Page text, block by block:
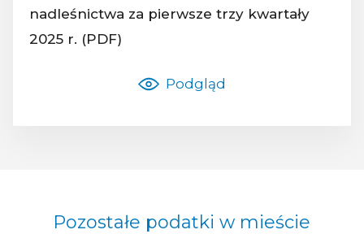
nadleśnictwa za pierwsze trzy kwartały
2025 r. (PDF)
Podgląd
Pozostałe podatki w mieście